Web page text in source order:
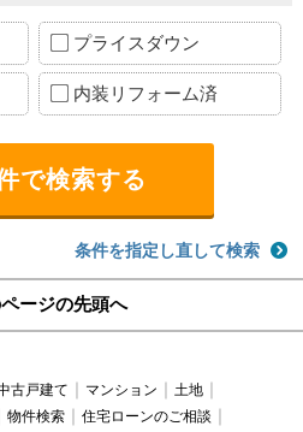
プライスダウン
内装リフォーム済
条件を指定し直して検索
ージの先頭へ
古戸建て マンション
土地
物件検索
住宅ローンのご相談